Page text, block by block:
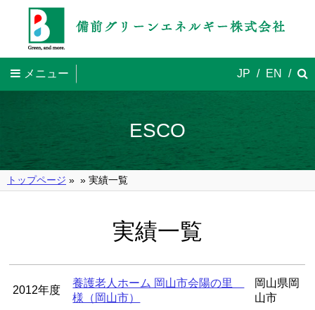
メニュー JP / EN /
ESCO
トップページ » » 実績一覧
実績一覧
2012年度
養護老人ホーム 岡山市会陽の里
様（岡山市）
岡山県岡
山市